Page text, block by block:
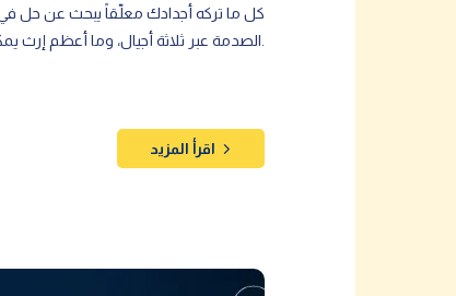
كل ما تركه أجدادك معلّقاً يبحث عن حل
اقرأ المزيد